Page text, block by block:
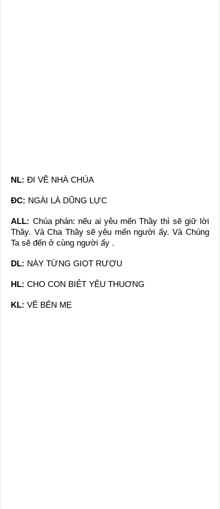
NL: ĐI VỀ NHÀ CHÚA
ĐC: NGÀI LÀ DŨNG LỰC
ALL: Chúa phán: nếu ai yêu mến Thầy thì sẽ giữ lời
Thầy. Và Cha Thầy sẽ yêu mến người ấy. Và Chúng
Ta sẽ đến ở cùng người ấy .
DL: NÀY TỪNG GIỌT RƯỢU
HL: CHO CON BIẺT YÊU THUƠNG
KL: VỀ BÊN MẸ